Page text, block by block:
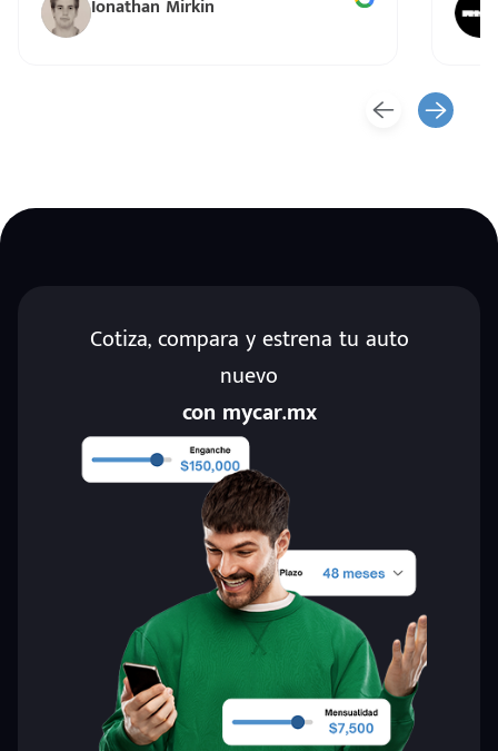
Ionathan Mirkin
Cotiza, compara y estrena tu auto
nuevo
con mycar.mx